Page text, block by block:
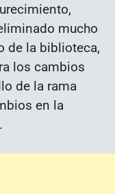
mucho
de la biblioteca,
los cambios
de la rama
en la